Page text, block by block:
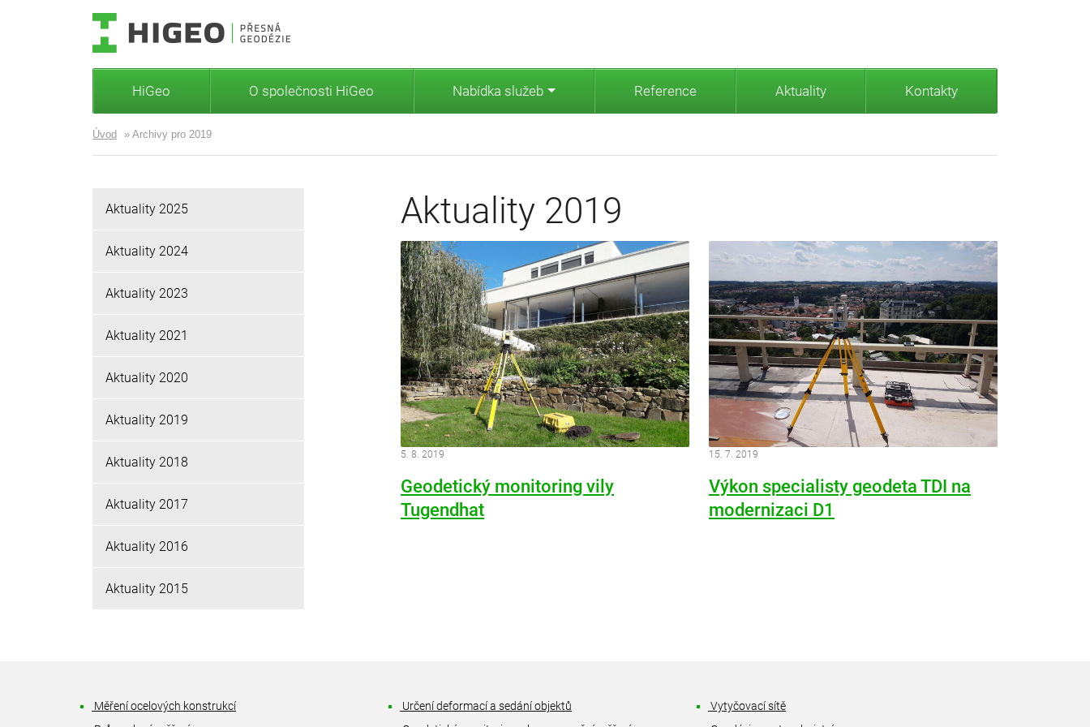
HiGeo O společnosti HiGeo Nabídka služeb Reference Aktuality Kontakty
Úvod » Archivy pro 2019
Aktuality 2025
Aktuality 2024
Aktuality 2023
Aktuality 2021
Aktuality 2020
Aktuality 2019
Aktuality 2018
Aktuality 2017
Aktuality 2016
Aktuality 2015
Aktuality 2019
5. 8. 2019
Geodetický monitoring vily
Tugendhat
15. 7. 2019
Výkon specialisty geodeta TDI na
modernizaci D1
Měření ocelových konstrukcí Určení deformací a sedání objektů
Vytyčovací sítě